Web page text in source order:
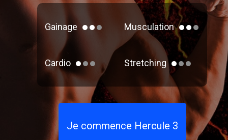
Gainage Musculation
Cardio Stretching
Je commence Hercule 3